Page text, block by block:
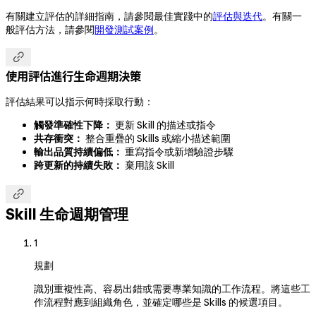
有關建立評估的詳細指南，請參閱最佳實踐中的評估與迭代。有關一
般評估方法，請參閱開發測試案例。

使用評估進行生命週期決策
評估結果可以指示何時採取行動：
觸發準確性下降： 更新 Skill 的描述或指令
共存衝突： 整合重疊的 Skills 或縮小描述範圍
輸出品質持續偏低： 重寫指令或新增驗證步驟
跨更新的持續失敗： 棄用該 Skill

Skill 生命週期管理
1
規劃
識別重複性高、容易出錯或需要專業知識的工作流程。將這些工
作流程對應到組織角色，並確定哪些是 Skills 的候選項目。